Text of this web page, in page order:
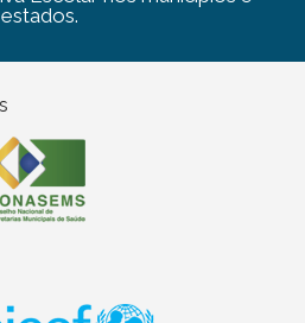
estados.